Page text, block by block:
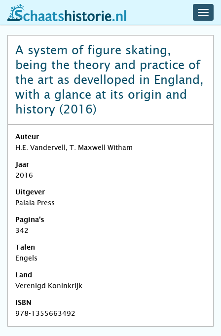
schaatshistorie.nl
A system of figure skating,
being the theory and practice of
the art as develloped in England,
with a glance at its origin and
history (2016)
Auteur
H.E. Vandervell, T. Maxwell Witham
Jaar
2016
Uitgever
Palala Press
Pagina's
342
Talen
Engels
Land
Verenigd Koninkrijk
ISBN
978-1355663492